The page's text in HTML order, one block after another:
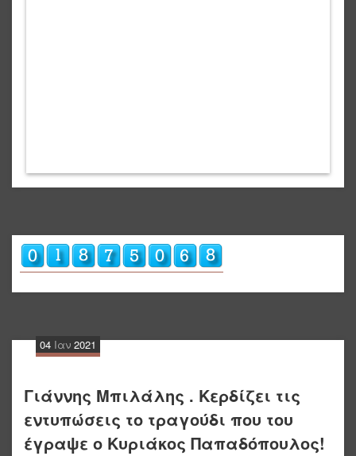
04 Ιαν 2021
Γιάννης Μπιλάλης . Κερδίζει τις
εντυπώσεις το τραγούδι που του
έγραψε ο Κυριάκος Παπαδόπουλος!